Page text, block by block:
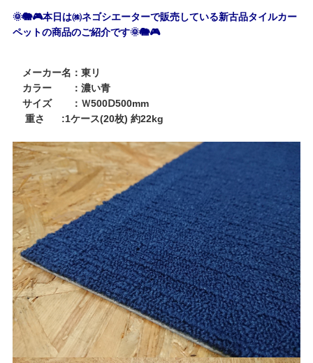
🌞🐘🎮本日は㈱ネゴシエーターで販売している新古品タイルカー
ペットの商品のご紹介です🌞🐘🎮
メーカー名：東リ
カラー ：濃い青
サイズ ：Ｗ500Ⅾ500mm
重さ :1ケース(20枚) 約22kg